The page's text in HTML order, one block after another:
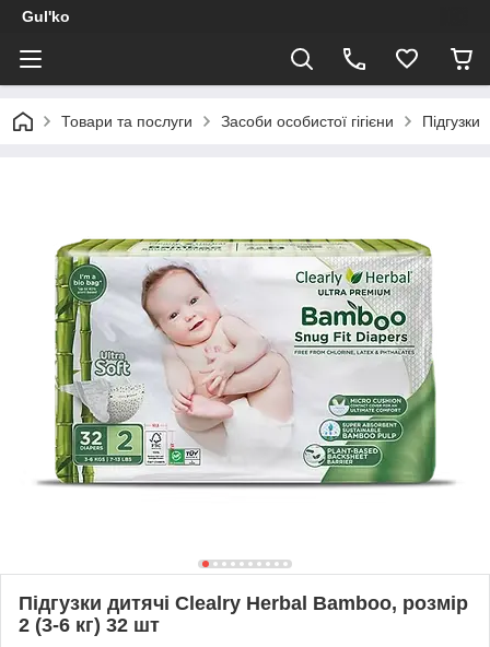
Gul'ko
Товари та послуги Засоби особистої гігієни Підгузки
Підгузки дитячі Clealry Herbal Bamboo, розмір
2 (3-6 кг) 32 шт